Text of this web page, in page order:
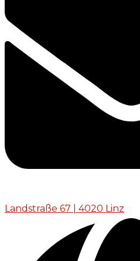
Landstraße 67 | 4020 Linz